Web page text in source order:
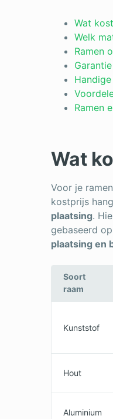
Wat
Welk
Ramen
Ramen
Wat
Voor je
kostprijs
plaatsing.
gebaseerd
plaatsing en
Soort
raam
Kunststof
Hout
Aluminium